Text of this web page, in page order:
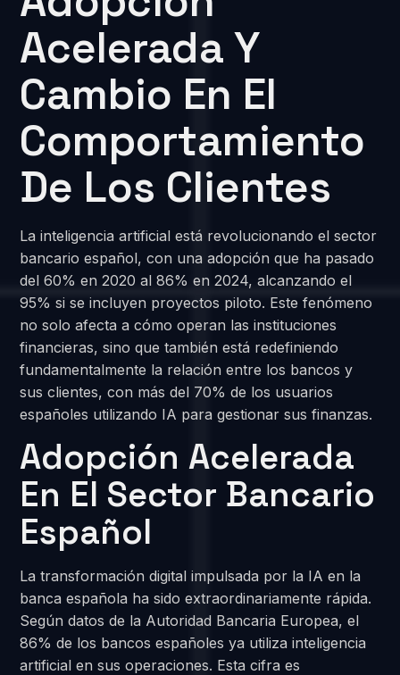
Acelerada Y
Cambio En El
Comportamiento
De Los Clientes
La inteligencia artificial está revolucionando el sector
bancario español, con una adopción que ha pasado
del 60% en 2020 al 86% en 2024, alcanzando el
95% si se incluyen proyectos piloto. Este fenómeno
no solo afecta a cómo operan las instituciones
financieras, sino que también está redefiniendo
fundamentalmente la relación entre los bancos y
sus clientes, con más del 70% de los usuarios
españoles utilizando IA para gestionar sus finanzas.
Adopción Acelerada
En El Sector Bancario
Español
La transformación digital impulsada por la IA en la
banca española ha sido extraordinariamente rápida.
Según datos de la Autoridad Bancaria Europea, el
86% de los bancos españoles ya utiliza inteligencia
artificial en sus operaciones. Esta cifra es